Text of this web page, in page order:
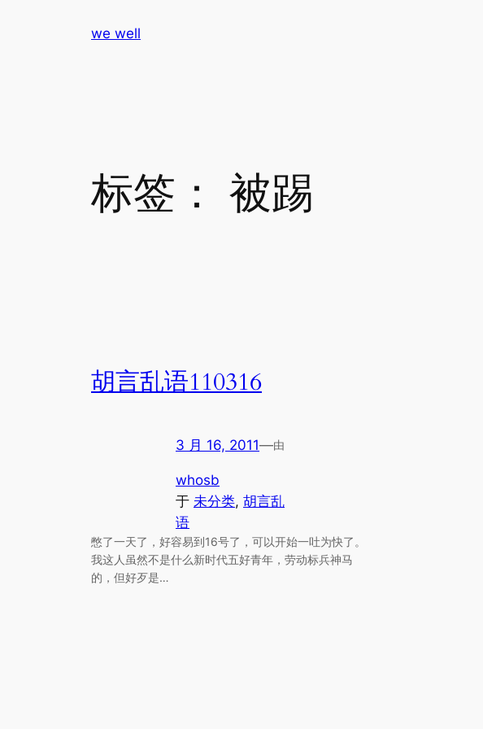
we well
标签： 被踢
胡言乱语110316
3 月 16, 2011—由
whosb
于 未分类, 胡言乱
语
憋了一天了，好容易到16号了，可以开始一吐为快了。
我这人虽然不是什么新时代五好青年，劳动标兵神马
的，但好歹是…